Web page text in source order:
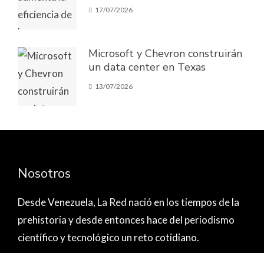
17/07/2026
Microsoft y Chevron construirán
un data center en Texas
13/07/2026
Nosotros
Desde Venezuela, La Red nació en los tiempos de la
prehistoria y desde entonces hace del periodismo
científico y tecnológico un reto cotidiano.